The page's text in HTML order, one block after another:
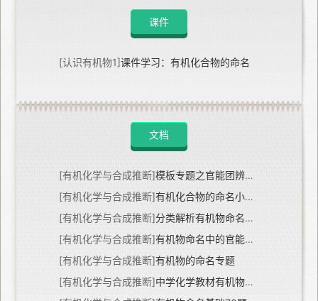
课件
[认识有机物1]课件学习：有机化合物的命名
文档
[有机化学与合成推断]模板专题之官能团辨识和有机物的命名
[有机化学与合成推断]有机化合物的命名小专题
[有机化学与合成推断]分类解析有机物命名小专题（PPT版）
[有机化学与合成推断]有机物命名中的官能团优先顺序问题
[有机化学与合成推断]有机物的命名专题
[有机化学与合成推断]中学化学教材有机物名称汇总